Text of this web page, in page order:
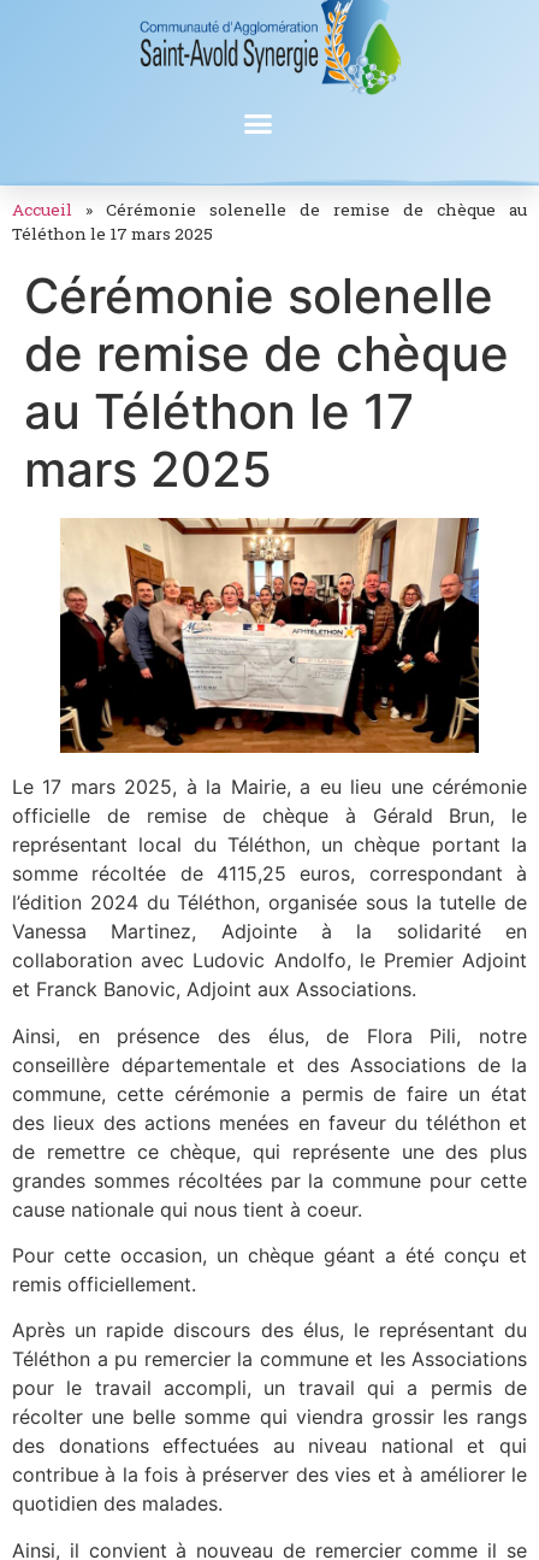
Accueil » Cérémonie solenelle de remise de chèque au
Téléthon le 17 mars 2025
Cérémonie solenelle
de remise de chèque
au Téléthon le 17
mars 2025
Le 17 mars 2025, à la Mairie, a eu lieu une cérémonie
officielle de remise de chèque à Gérald Brun, le
représentant local du Téléthon, un chèque portant la
somme récoltée de 4115,25 euros, correspondant à
l’édition 2024 du Téléthon, organisée sous la tutelle de
Vanessa Martinez, Adjointe à la solidarité en
collaboration avec Ludovic Andolfo, le Premier Adjoint
et Franck Banovic, Adjoint aux Associations.
Ainsi, en présence des élus, de Flora Pili, notre
conseillère départementale et des Associations de la
commune, cette cérémonie a permis de faire un état
des lieux des actions menées en faveur du téléthon et
de remettre ce chèque, qui représente une des plus
grandes sommes récoltées par la commune pour cette
cause nationale qui nous tient à coeur.
Pour cette occasion, un chèque géant a été conçu et
remis officiellement.
Après un rapide discours des élus, le représentant du
Téléthon a pu remercier la commune et les Associations
pour le travail accompli, un travail qui a permis de
récolter une belle somme qui viendra grossir les rangs
des donations effectuées au niveau national et qui
contribue à la fois à préserver des vies et à améliorer le
quotidien des malades.
Ainsi, il convient à nouveau de remercier comme il se